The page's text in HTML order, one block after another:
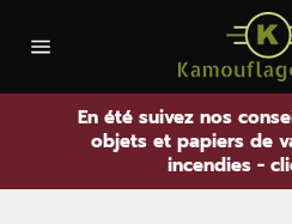
contenu
En été suivez nos
objets et papiers de
incendies -